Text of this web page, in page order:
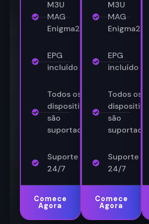
M3U
MAG
Enigma2
EPG
incluído
Todos os
dispositivos
são
suportados
Suporte
24/7
Comece
Agora
M3U
MAG
Enigma2
EPG
incluído
Todos os
dispositivos
são
suportados
Suporte
24/7
Comece
Agora